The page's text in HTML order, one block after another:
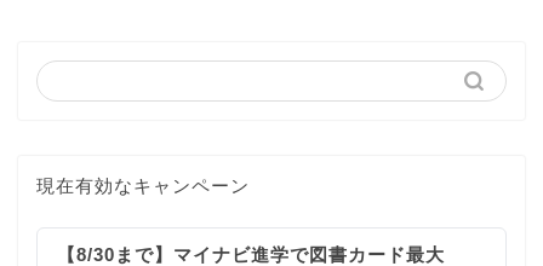
現在有効なキャンペーン
【8/30まで】マイナビ進学で図書カード最大